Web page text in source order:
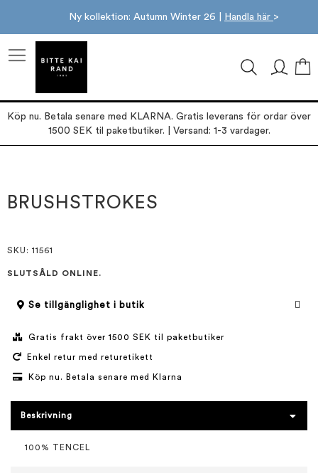
Ny kollektion: Autumn Winter 26 | Handla här >
Köp nu. Betala senare med KLARNA. Gratis leverans för ordar över
1500 SEK til paketbutiker. | Versand: 1-3 vardager.
slutet
av
början
av
BRUSHSTROKES
SKU : 11561
SLUTSÅLD ONLINE.
Se tillgänglighet i butik
Gratis frakt över 1500 SEK til paketbutiker
Enkel retur med returetikett
Köp nu. Betala senare med Klarna
Beskrivning
100% TENCEL